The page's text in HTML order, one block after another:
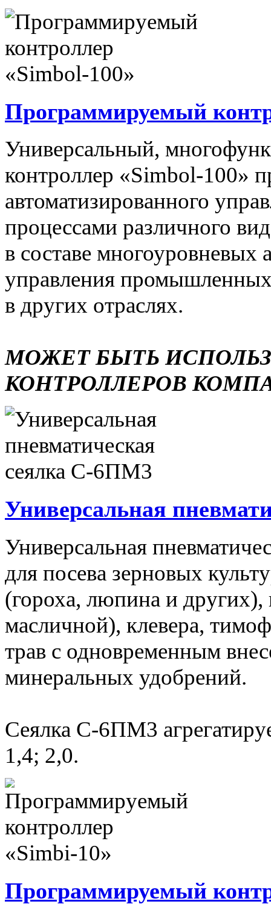
Программируемый
Универсальный,
контроллер «Simbol-100»
автоматизированного
процессами различного
в составе многоуровневых
управления
в других отраслях.
МОЖЕТ БЫТЬ
КОНТРОЛЛЕРОВ
Универсальная
Универсальная
для посева зерновых
(гороха, люпина и других),
масличной), клевера,
трав с одновременным
минеральных удобрений.
Сеялка С-6ПМ3
1,4; 2,0.
Программируемый